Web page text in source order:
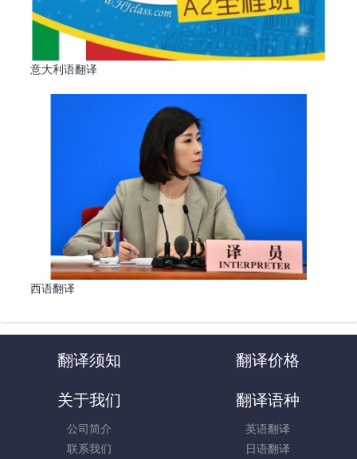
意大利语翻译
西语翻译
翻译须知
翻译价格
关于我们
公司简介
联系我们
翻译语种
英语翻译
日语翻译